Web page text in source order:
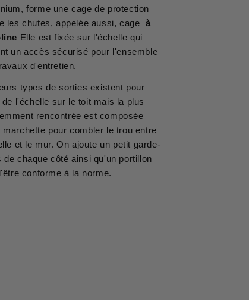
forme une cage de protection
les chutes, appelée aussi, cage à
Elle est fixée sur l'échelle qui
un accès sécurisé pour l'ensemble
d'entretien.
types de sorties existent pour
l'échelle sur le toit mais la plus
rencontrée est composée
marchette pour combler le trou entre
et le mur. On ajoute un petit garde-
de chaque côté ainsi qu'un portillon
conforme à la norme.